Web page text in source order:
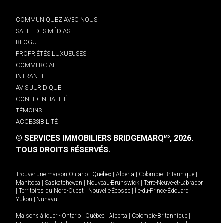
COMMUNIQUEZ AVEC NOUS
SALLE DES MÉDIAS
BLOGUE
PROPRIÉTÉS LUXUEUSES
COMMERCIAL
INTRANET
AVIS JURIDIQUE
CONFIDENTIALITÉ
TÉMOINS
ACCESSIBILITÉ
© SERVICES IMMOBILIERS BRIDGEMARQMD, 2026.
TOUS DROITS RÉSERVÉS.
Trouver une maison Ontario Québec Alberta Colombie-Britannique
Manitoba
Saskatchewan Nouveau-Brunswick
Terre-Neuve-et-Labrador
Territoires du Nord-Ouest Nouvelle-Écosse Île-du-Prince-Édouard
Yukon
Nunavut.
Maisons à louer - Ontario Québec Alberta Colombie-Britannique